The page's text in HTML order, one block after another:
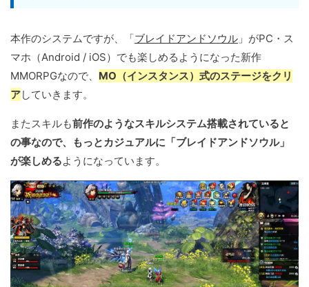
本作のシステムですが、「ブレイドアンドソウル 」がPC・ス
マホ（Android / iOS）でも楽しめるようになった新作
MMORPGなので、 MO（インスタンス）式のステージをクリ
アしていきます。
またスキルも前作のようなスキルシステム搭載されていると
の事なので、もっとカジュアルに「ブレイドアンドソウル」
が楽しめるようになっています。